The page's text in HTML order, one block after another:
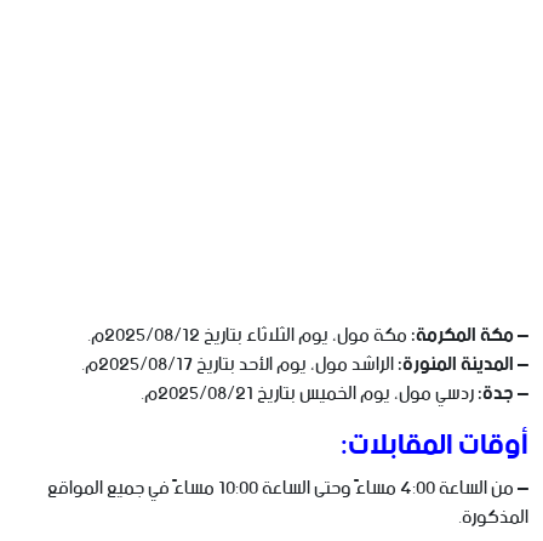
–مكة المكرمة:مكة مول، يوم الثلاثاء بتاريخ 2025/08/12م.
–المدينة المنورة:الراشد مول، يوم الأحد بتاريخ 2025/08/17م.
–جدة:ردسي مول، يوم الخميس بتاريخ 2025/08/21م.
أوقات المقابلات:
– من الساعة 4:00 مساءً وحتى الساعة 10:00 مساءً في جميع المواقع
المذكورة.